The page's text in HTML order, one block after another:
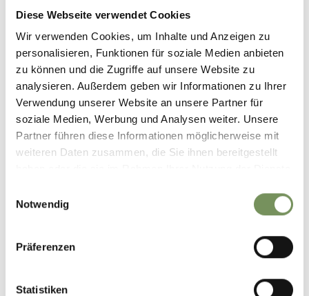
Diese Webseite verwendet Cookies
Wir verwenden Cookies, um Inhalte und Anzeigen zu
personalisieren, Funktionen für soziale Medien anbieten
zu können und die Zugriffe auf unsere Website zu
analysieren. Außerdem geben wir Informationen zu Ihrer
Verwendung unserer Website an unsere Partner für
soziale Medien, Werbung und Analysen weiter. Unsere
Partner führen diese Informationen möglicherweise mit
weiteren Daten zusammen, die Sie ihnen bereitgestellt
Notwendig
Präferenzen
Statistiken
−